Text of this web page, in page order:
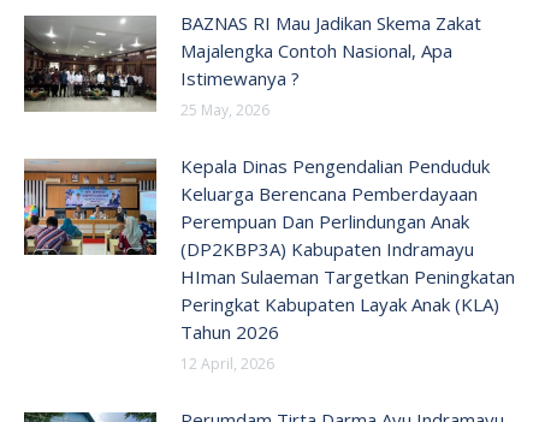
BAZNAS RI Mau Jadikan Skema Zakat
Majalengka Contoh Nasional, Apa
Istimewanya ?
25 May, 2026
Kepala Dinas Pengendalian Penduduk
Keluarga Berencana Pemberdayaan
Perempuan Dan Perlindungan Anak
(DP2KBP3A) Kabupaten Indramayu
HIman Sulaeman Targetkan Peningkatan
Peringkat Kabupaten Layak Anak (KLA)
Tahun 2026
12 April, 2026